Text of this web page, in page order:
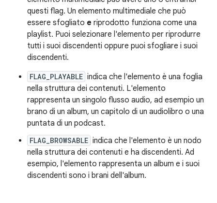
questi flag. Un elemento multimediale che può
essere sfogliato e riprodotto funziona come una
playlist. Puoi selezionare l'elemento per riprodurre
tutti i suoi discendenti oppure puoi sfogliare i suoi
discendenti.
FLAG_PLAYABLE indica che l'elemento è una foglia
nella struttura dei contenuti. L'elemento
rappresenta un singolo flusso audio, ad esempio un
brano di un album, un capitolo di un audiolibro o una
puntata di un podcast.
FLAG_BROWSABLE indica che l'elemento è un nodo
nella struttura dei contenuti e ha discendenti. Ad
esempio, l'elemento rappresenta un album e i suoi
discendenti sono i brani dell'album.